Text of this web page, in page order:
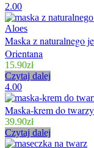
2.00
Maska z naturalnego
Orientana
15.90zł
Czytaj dalej
4.00
Maska-krem do
39.90zł
Czytaj dalej